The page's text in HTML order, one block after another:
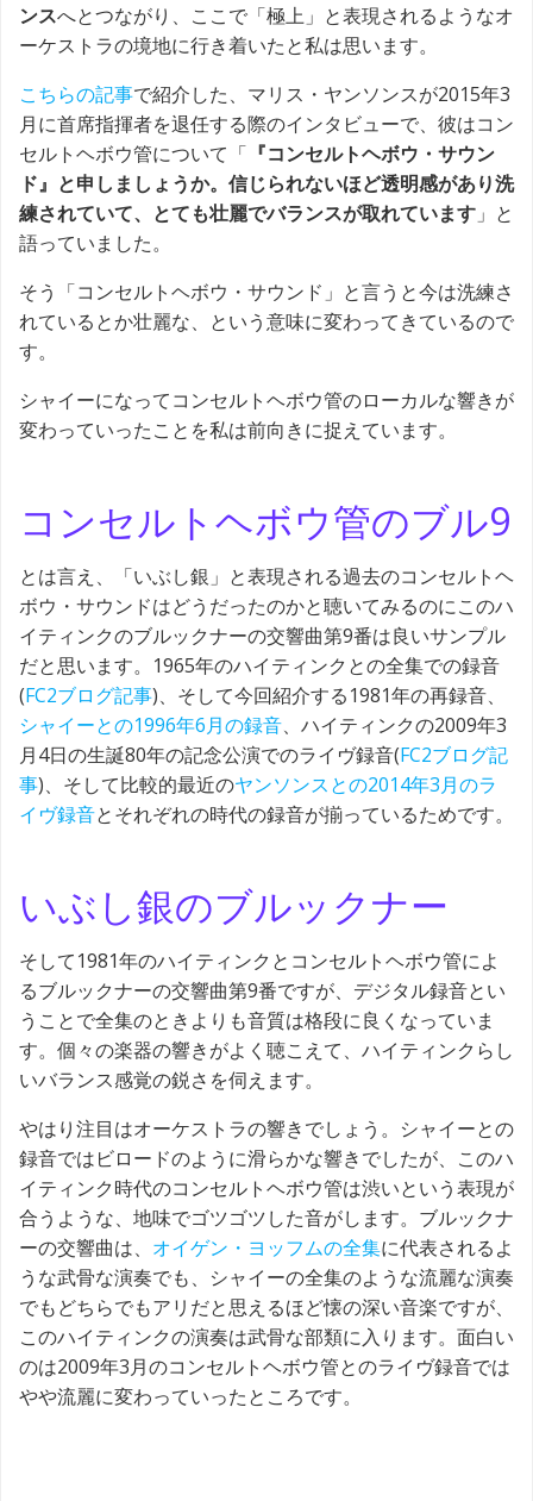
ンスへとつながり、ここで「極上」と表現されるようなオ
ーケストラの境地に行き着いたと私は思います。
こちらの記事で紹介した、マリス・ヤンソンスが2015年3
月に首席指揮者を退任する際のインタビューで、彼はコン
セルトヘボウ管について「 『コンセルトヘボウ・サウン
ド』と申しましょうか。信じられないほど透明感があり洗
練されていて、とても壮麗でバランスが取れています 」と
語っていました。
そう「コンセルトヘボウ・サウンド」と言うと今は洗練さ
れているとか壮麗な、という意味に変わってきているので
す。
シャイーになってコンセルトヘボウ管のローカルな響きが
変わっていったことを私は前向きに捉えています。
コンセルトヘボウ管のブル9
とは言え、「いぶし銀」と表現される過去のコンセルトヘ
ボウ・サウンドはどうだったのかと聴いてみるのにこのハ
イティンクのブルックナーの交響曲第9番は良いサンプル
だと思います。1965年のハイティンクとの全集での録音
(FC2ブログ記事)、そして今回紹介する1981年の再録音、
シャイーとの1996年6月の録音、ハイティンクの2009年3
月4日の生誕80年の記念公演でのライヴ録音(FC2ブログ記
事)、そして比較的最近のヤンソンスとの2014年3月のラ
イヴ録音とそれぞれの時代の録音が揃っているためです。
いぶし銀のブルックナー
そして1981年のハイティンクとコンセルトヘボウ管によ
るブルックナーの交響曲第9番ですが、デジタル録音とい
うことで全集のときよりも音質は格段に良くなっていま
す。個々の楽器の響きがよく聴こえて、ハイティンクらし
いバランス感覚の鋭さを伺えます。
やはり注目はオーケストラの響きでしょう。シャイーとの
録音ではビロードのように滑らかな響きでしたが、このハ
イティンク時代のコンセルトヘボウ管は渋いという表現が
合うような、地味でゴツゴツした音がします。ブルックナ
ーの交響曲は、 オイゲン・ヨッフムの全集に代表されるよ
うな武骨な演奏でも、シャイーの全集のような流麗な演奏
でもどちらでもアリだと思えるほど懐の深い音楽ですが、
このハイティンクの演奏は武骨な部類に入ります。面白い
のは2009年3月のコンセルトヘボウ管とのライヴ録音では
やや流麗に変わっていったところです。